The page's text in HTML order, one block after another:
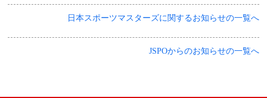
日本スポーツマスターズに関するお知らせの一覧へ
JSPOからのお知らせの一覧へ